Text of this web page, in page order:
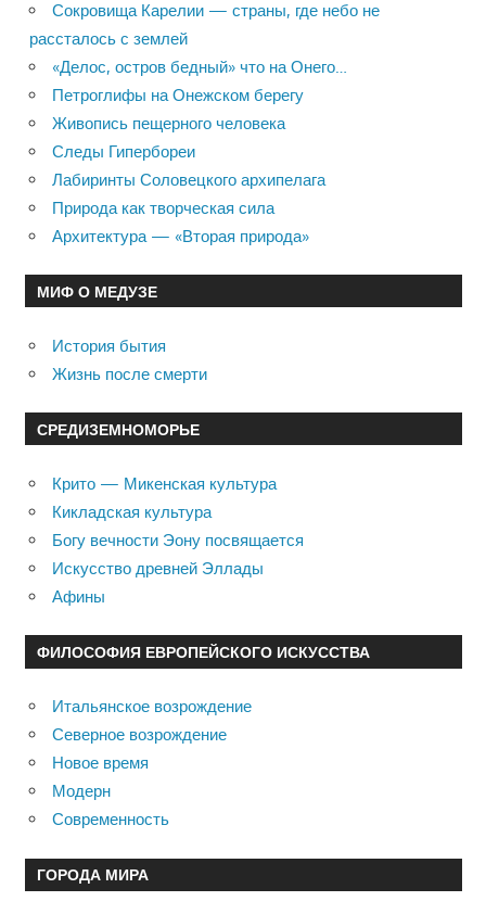
Сокровища Карелии — страны, где небо не
рассталось с землей
«Делос, остров бедный» что на Онего…
Петроглифы на Онежском берегу
Живопись пещерного человека
Следы Гипербореи
Лабиринты Соловецкого архипелага
Природа как творческая сила
Архитектура — «Вторая природа»
МИФ О МЕДУЗЕ
История бытия
Жизнь после смерти
СРЕДИЗЕМНОМОРЬЕ
Крито — Микенская культура
Кикладская культура
Богу вечности Эону посвящается
Искусство древней Эллады
Афины
ФИЛОСОФИЯ ЕВРОПЕЙСКОГО ИСКУССТВА
Итальянское возрождение
Северное возрождение
Новое время
Модерн
Современность
ГОРОДА МИРА